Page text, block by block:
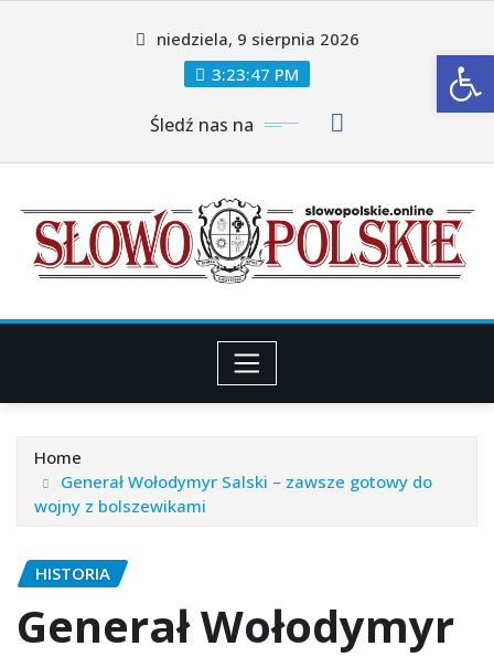
niedziela, 9 sierpnia 2026
3:23:49 PM
Śledź nas na
Home
Generał Wołodymyr Salski – zawsze gotowy do
wojny z bolszewikami
HISTORIA
Generał Wołodymyr